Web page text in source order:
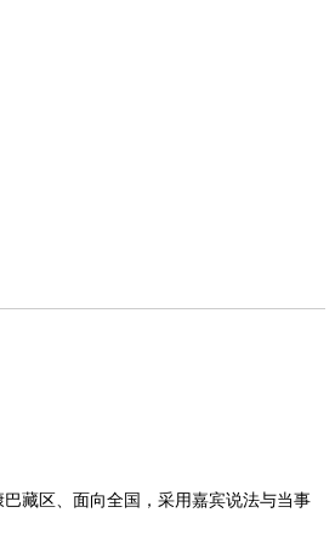
藏区、面向全国，采用嘉宾说法与当事